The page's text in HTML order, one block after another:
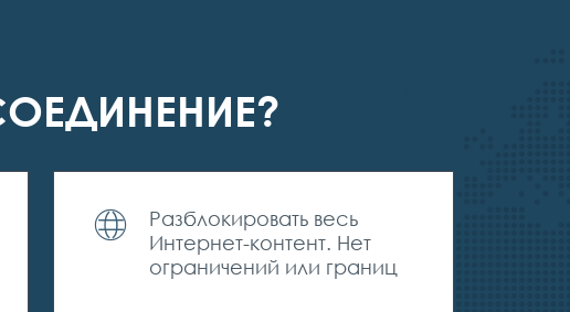
Разблокировать весь
Интернет-контент. Нет
ограничений или границ